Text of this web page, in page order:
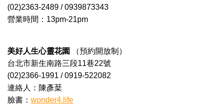
(02)2363-2489 / 0939873343
營業時間：13pm-21pm
美好人生心靈花園
（預約開放制）
台北市新生南路三段11巷22號
(02)2366-1991 / 0919-522082
連絡人：陳彥棻
臉書： wonder4.life